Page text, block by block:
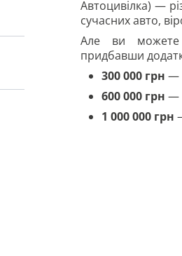
Автоцивілка) —
сучасних авто,
Але ви можете
придбавши
300 000 грн —
600 000 грн —
1 000 000 грн